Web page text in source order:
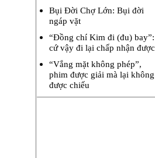
Bụi Đời Chợ Lớn: Bụi đời
ngáp vặt
“Đồng chí Kim đi (đu) bay”:
cứ vậy đi lại chấp nhận được
“Vắng mặt không phép”,
phim được giải mà lại không
được chiếu